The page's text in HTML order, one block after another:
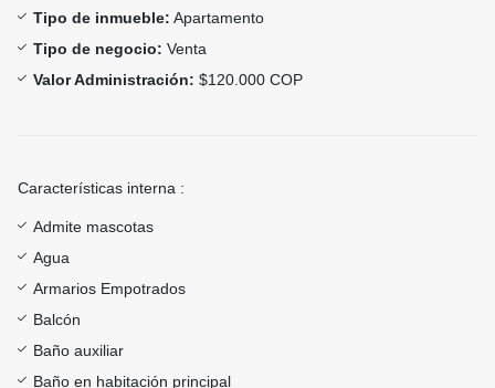
Tipo de inmueble: Apartamento
Tipo de negocio: Venta
Valor Administración: $120.000 COP
Características interna :
Admite mascotas
Agua
Armarios Empotrados
Balcón
Baño auxiliar
Baño en habitación principal